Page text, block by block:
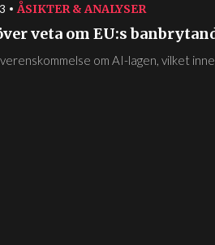
ÅSIKTER & ANALYSER
veta om EU:s
om AI-lagen, vilket